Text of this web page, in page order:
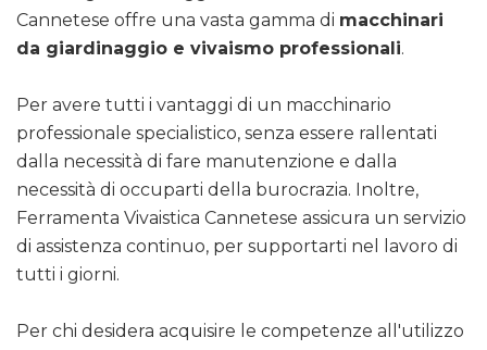
Cannetese offre una vasta gamma di macchinari
da giardinaggio e vivaismo professionali.
Per avere tutti i vantaggi di un macchinario
professionale specialistico, senza essere rallentati
dalla necessità di fare manutenzione e dalla
necessità di occuparti della burocrazia. Inoltre,
Ferramenta Vivaistica Cannetese assicura un servizio
di assistenza continuo, per supportarti nel lavoro di
tutti i giorni.
Per chi desidera acquisire le competenze all'utilizzo